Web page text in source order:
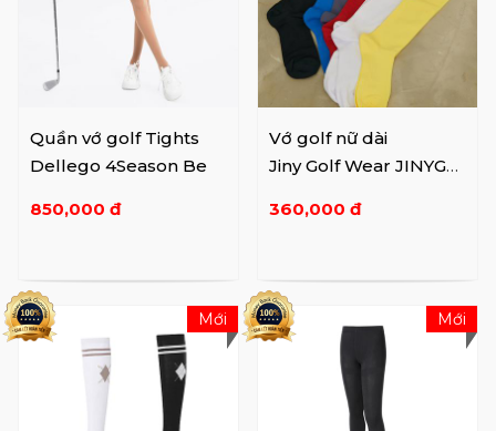
Quần vớ golf Tights
Dellego 4Season Be
850,000 đ
Vớ golf nữ dài
Jiny Golf Wear JINYGO
360,000 đ
Mới Mới